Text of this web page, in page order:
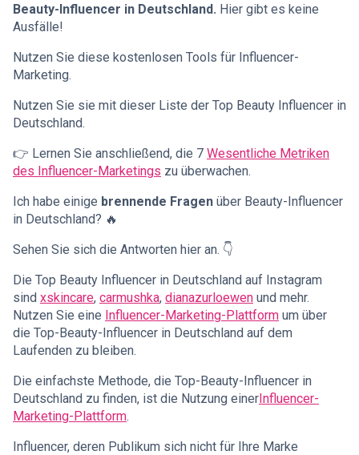
Beauty-Influencer in Deutschland. Hier gibt es keine
Ausfälle!
Nutzen Sie diese kostenlosen Tools für Influencer-
Marketing.
Nutzen Sie sie mit dieser Liste der Top Beauty Influencer in
Deutschland.
👉 Lernen Sie anschließend, die 7 Wesentliche Metriken
des Influencer-Marketings zu überwachen.
Ich habe einige brennende Fragen über Beauty-Influencer
in Deutschland? 🔥
Sehen Sie sich die Antworten hier an. 👇
Die Top Beauty Influencer in Deutschland auf Instagram
sind xskincare, carmushka, dianazurloewen und mehr.
Nutzen Sie eine Influencer-Marketing-Plattform um über
die Top-Beauty-Influencer in Deutschland auf dem
Laufenden zu bleiben.
Die einfachste Methode, die Top-Beauty-Influencer in
Deutschland zu finden, ist die Nutzung einerInfluencer-
Marketing-Plattform.
Influencer, deren Publikum sich nicht für Ihre Marke